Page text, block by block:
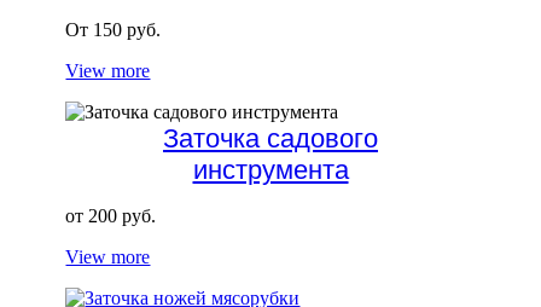
От 150 руб.
View more
Заточка садового
инструмента
от 200 руб.
View more